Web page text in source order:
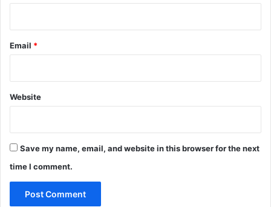
Email *
Website
Save my name, email, and website in this browser for the next
time I comment.